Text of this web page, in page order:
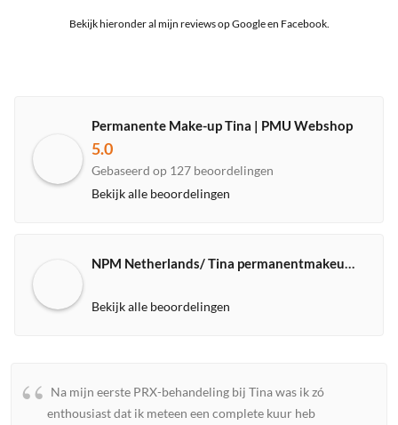
Bekijk hieronder al mijn reviews op Google en Facebook.
Permanente Make-up Tina | PMU Webshop
5.0
Gebaseerd op 127 beoordelingen
Bekijk alle beoordelingen
NPM Netherlands/ Tina permanentmakeup expert
Bekijk alle beoordelingen
Na mijn eerste PRX-behandeling bij Tina was ik zó
enthousiast dat ik meteen een complete kuur heb